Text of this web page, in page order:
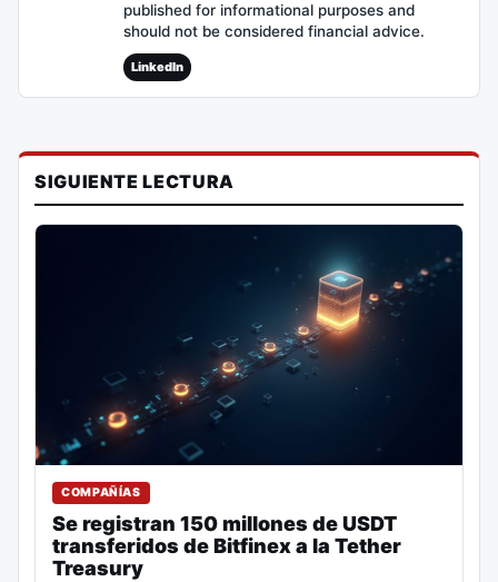
published for informational purposes and
should not be considered financial advice.
LinkedIn
SIGUIENTE LECTURA
COMPAÑÍAS
Se registran 150 millones de USDT
transferidos de Bitfinex a la Tether
Treasury